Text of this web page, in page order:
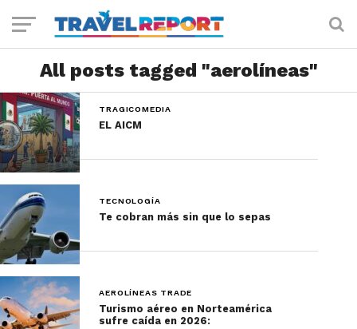
All posts tagged "aerolíneas"
TRAGICOMEDIA
EL AICM
TECNOLOGÍA
Te cobran más sin que lo sepas
AEROLÍNEAS TRADE
Turismo aéreo en Norteamérica
sufre caída en 2026: